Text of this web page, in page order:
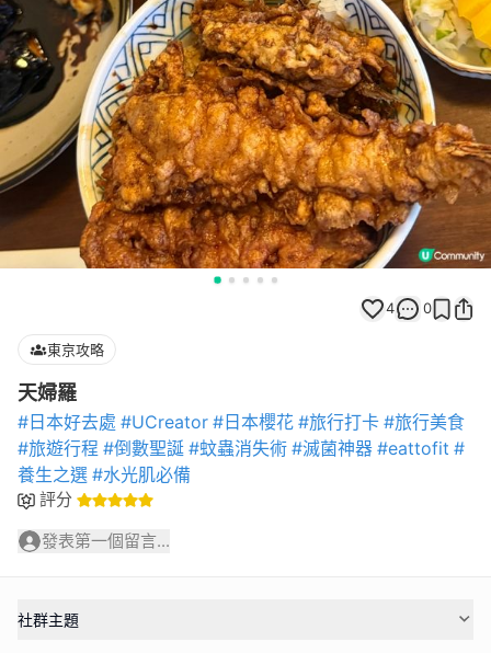
4 0
東京攻略
天婦羅
#日本好去處 #UCreator #日本櫻花 #旅行打卡 #旅行美食
#旅遊行程 #倒數聖誕 #蚊蟲消失術 #滅菌神器 #eattofit #
養生之選 #水光肌必備
評分
發表第一個留言...
社群主題